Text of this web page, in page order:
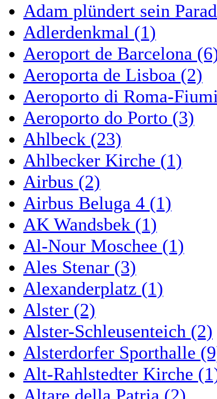
Adam plündert sein
Adlerdenkmal (1)
Aeroport de Barcelona
Aeroporta de Lisboa (2)
Aeroporto di Roma-
Aeroporto do Porto (3)
Ahlbeck (23)
Ahlbecker Kirche (1)
Airbus (2)
Airbus Beluga 4 (1)
AK Wandsbek (1)
Al-Nour Moschee (1)
Ales Stenar (3)
Alexanderplatz (1)
Alster (2)
Alster-Schleusenteich (2)
Alsterdorfer Sporthalle
Alt-Rahlstedter Kirche